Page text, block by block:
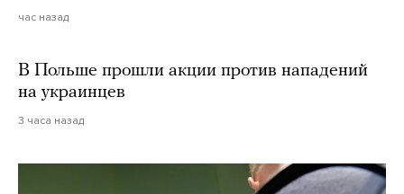
час назад
В Польше прошли акции против нападений
на украинцев
3 часа назад